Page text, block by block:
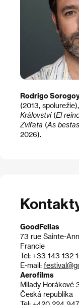
Rodrigo
(2013, spolurežie),
Království(El
Zvířata (As bestas
2026).
GoodFellas
73 rue Sainte-
Francie
Tel: +33 143 132
E-mail:
Aerofilms
Milady Horákové
Česká republika